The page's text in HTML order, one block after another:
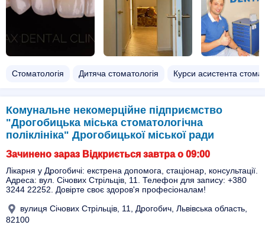
Стоматологія Дитяча стоматологія Курси асистента
Комунальне некомерційне підприємство
"Дрогобицька міська стоматологічна
поліклініка" Дрогобицької міської ради
Зачинено зараз Відкриється завтра о 09:00
Лікарня у Дрогобичі: екстрена допомога, стаціонар, консультації.
Адреса: вул. Січових Стрільців, 11. Телефон для запису: +380
3244 22252. Довірте своє здоров'я професіоналам!
вулиця Січових Стрільців, 11, Дрогобич, Львівська область,
82100